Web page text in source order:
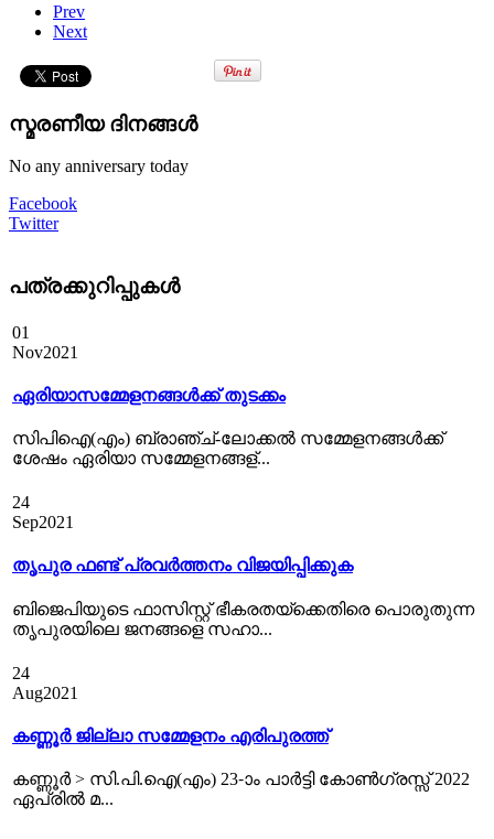
Prev
Next
സ്മരണീയ ദിനങ്ങൾ
No any anniversary today
Facebook
Twitter
പത്രക്കുറിപ്പുകള്‍
01
Nov2021
ഏരിയാസമ്മേളനങ്ങൾക്ക് തുടക്കം
സിപിഐ(എം) ബ്രാഞ്ച്-ലോക്കല്‍ സമ്മേളനങ്ങള്‍ക്ക്
ശേഷം ഏരിയാ സമ്മേളനങ്ങള്...
24
Sep2021
തൃപുര ഫണ്ട് പ്രവര്‍ത്തനം വിജയിപ്പിക്കുക
ബിജെപിയുടെ ഫാസിസ്റ്റ് ഭീകരതയ്ക്കെതിരെ പൊരുതുന്ന
തൃപുരയിലെ ജനങ്ങളെ സഹാ...
24
Aug2021
കണ്ണൂർ ജില്ലാ സമ്മേളനം എരിപുരത്ത്‌
കണ്ണൂര്‍ > സി.പി.ഐ(എം) 23-ാം പാര്‍ട്ടി കോണ്‍ഗ്രസ്സ് 2022
ഏപ്രില്‍ മ...